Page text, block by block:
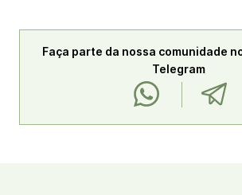
Faça parte da nossa comunidade
Telegram